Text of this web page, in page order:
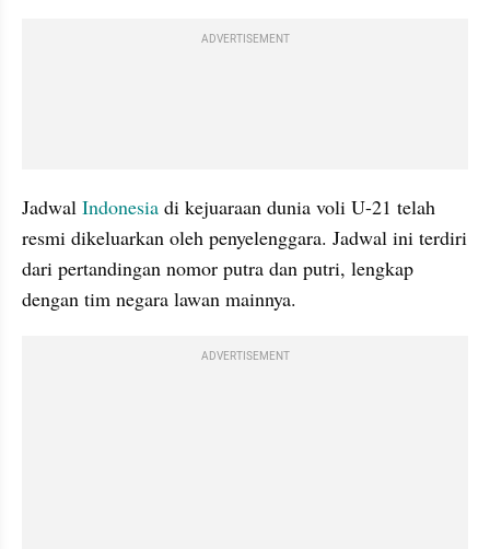
ADVERTISEMENT
Jadwal Indonesia di kejuaraan dunia voli U-21 telah
resmi dikeluarkan oleh penyelenggara. Jadwal ini terdiri
dari pertandingan nomor putra dan putri, lengkap
dengan tim negara lawan mainnya.
ADVERTISEMENT